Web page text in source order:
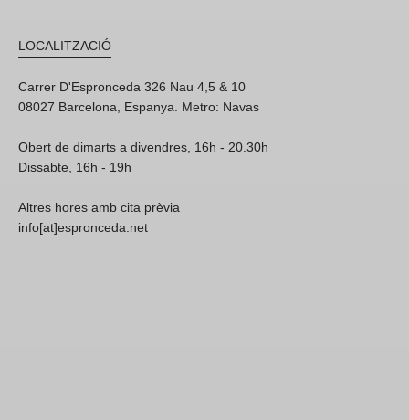
LOCALITZACIÓ
Carrer D'Espronceda 326 Nau 4,5 & 10
08027 Barcelona, Espanya. Metro: Navas
Obert de dimarts a divendres, 16h - 20.30h
Dissabte, 16h - 19h
Altres hores amb cita prèvia
info[at]espronceda.net